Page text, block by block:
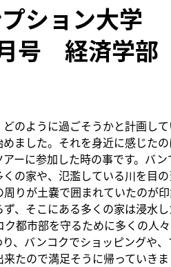
ション大学
号 経済学
のように過ごそうかと計画し
ました。それを身近に感じた
ーに参加した時の事です。バ
の家や、氾濫している川を目
りが土嚢で囲まれていたのが
、そこにある多くの家は浸水
都市部を守るために多くの人
、バンコクでショッピングや
たので満足そうに帰っていきま